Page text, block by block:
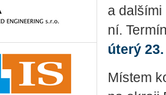
a
ní.
úterý
Mís­tem